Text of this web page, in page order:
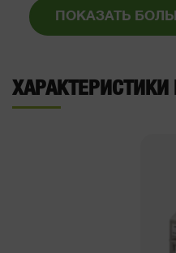
ПОКАЗАТЬ
ХАРАКТЕРИСТИКИ